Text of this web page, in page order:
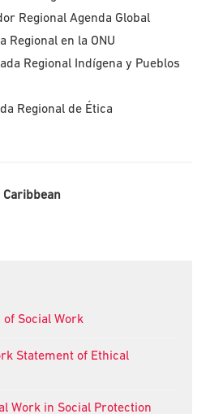
Regional Agenda Global
Regional en la ONU
Regional Indígena y Pueblos
Regional de Ética
Social Work
Statement of Ethical
Work in Social Protection